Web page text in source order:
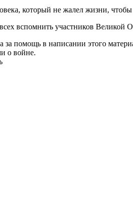
который не жалел жизни,
вспомнить участников Великой
за помощь в написании этого
о войне.